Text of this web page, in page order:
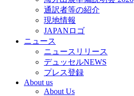
通訳者等の紹介
現地情報
JAPANロゴ
ニュース
ニュースリリース
デュッセルNEWS
プレス登録
About us
About Us